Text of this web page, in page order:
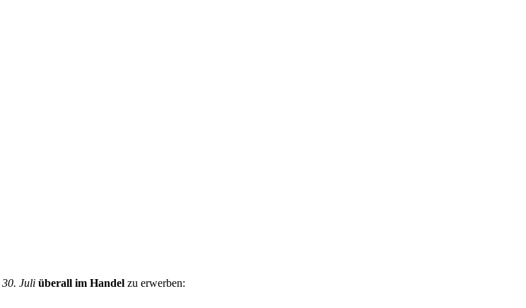
30. Juli überall im Handel zu erwerben: